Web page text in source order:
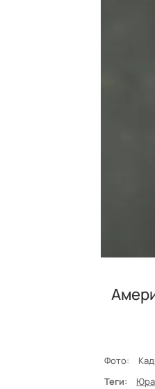
Фото:
Теги: